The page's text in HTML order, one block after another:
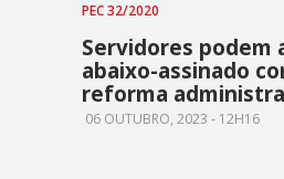
PEC 32/2020
Servidores podem
abaixo-assinado
reforma
06 OUTUBRO, 2023 - 12H16